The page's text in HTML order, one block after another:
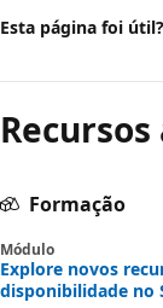
Esta página foi útil?
Formação
Módulo
Explore novos
disponibilidade no